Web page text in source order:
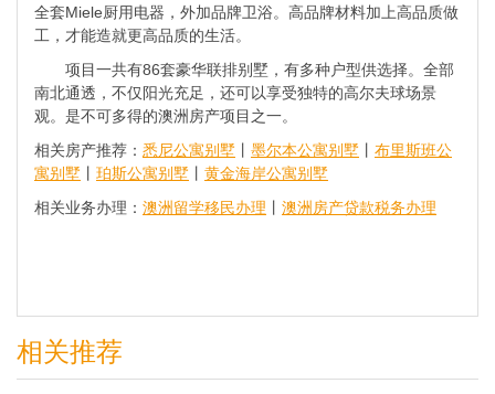
全套Miele厨用电器，外加品牌卫浴。高品牌材料加上高品质做
工，才能造就更高品质的生活。
项目一共有86套豪华联排别墅，有多种户型供选择。全部
南北通透，不仅阳光充足，还可以享受独特的高尔夫球场景
观。是不可多得的澳洲房产项目之一。
相关房产推荐： 悉尼公寓别墅 墨尔本公寓别墅
布里斯班公
寓别墅
珀斯公寓别墅
黄金海岸公寓别墅
相关业务办理： 澳洲留学移民办理 澳洲房产贷款税务办理
相关推荐